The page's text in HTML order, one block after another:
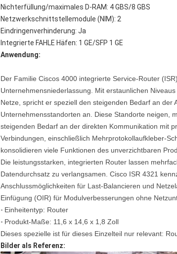
Nichterfüllung/maximales D-RAM: 4 GBS/8 GBS
Netzwerkschnittstellemodule (NIM): 2
Eindringenverhinderung: Ja
Integrierte FAHLE Häfen: 1 GE/SFP 1 GE
Anwendung:
Der Familie Ciscos 4000 integrierte Service-Router
Unternehmensniederlassung. Mit erstaunlichen
Netze, spricht er speziell den steigenden Bedarf an der
Unternehmensstandorten an. Diese Standorte neigen,
steigenden Bedarf an der direkten Kommunikation mit
Verbindungen, einschließlich Mehrprotokollaufkleber-
konsolidieren viele Funktionen des unverzichtbaren
Die leistungsstarken, integrierten Router lassen
Datendurchsatz zu verlangsamen. Cisco ISR 4321
Anschlussmöglichkeiten für Last-Balancieren und
Einfügung (OIR) für Modulverbesserungen ohne
- Einheitentyp: Router
- Produkt-Maße: 11,6 x 14,6 x 1,8 Zoll
Dieses spezielle ist für dieses Einzelteil nur relevant:
Bilder als Referenz: